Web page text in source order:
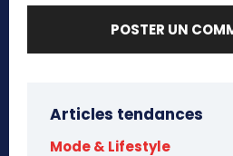
Articles tendances
Mode & Lifestyle